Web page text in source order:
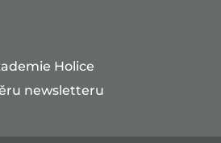
Holice
newsletteru